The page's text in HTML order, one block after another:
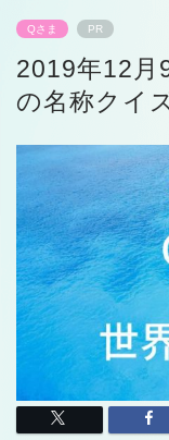
Qさま PR
2019年12
の名称クイ